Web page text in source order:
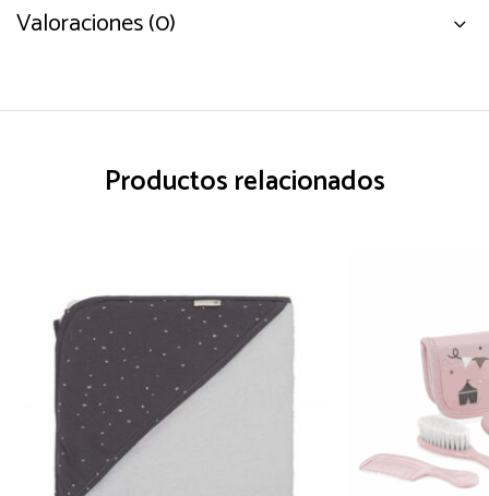
Valoraciones (0)
Productos relacionados